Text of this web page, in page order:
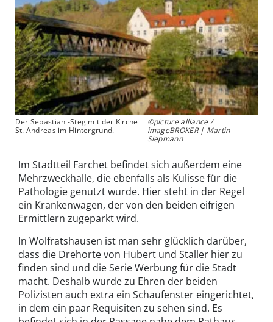
Der Sebastiani-Steg mit der Kirche
St. Andreas im Hintergrund.
©picture alliance /
imageBROKER | Martin
Siepmann
Im Stadtteil Farchet befindet sich außerdem eine
Mehrzweckhalle, die ebenfalls als Kulisse für die
Pathologie genutzt wurde. Hier steht in der Regel
ein Krankenwagen, der von den beiden eifrigen
Ermittlern zugeparkt wird.
In Wolfratshausen ist man sehr glücklich darüber,
dass die Drehorte von Hubert und Staller hier zu
finden sind und die Serie Werbung für die Stadt
macht. Deshalb wurde zu Ehren der beiden
Polizisten auch extra ein Schaufenster eingerichtet,
in dem ein paar Requisiten zu sehen sind. Es